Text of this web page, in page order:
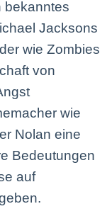
bekanntes
Jacksons
wie Zombies
von
wie
Nolan eine
Bedeutungen
auf